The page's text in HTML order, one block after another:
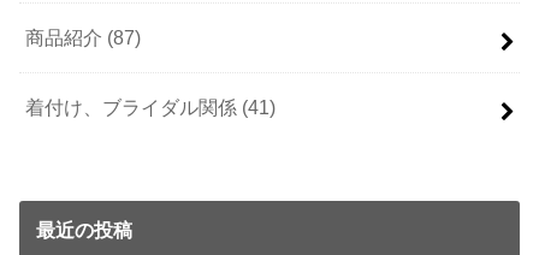
商品紹介 (87)
着付け、ブライダル関係 (41)
最近の投稿